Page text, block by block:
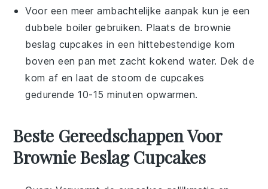
Voor een meer ambachtelijke aanpak kun je een
dubbele boiler gebruiken. Plaats de brownie
beslag cupcakes in een hittebestendige kom
boven een pan met zacht kokend water. Dek de
kom af en laat de stoom de cupcakes
gedurende 10-15 minuten opwarmen.
Beste Gereedschappen Voor
Brownie Beslag Cupcakes